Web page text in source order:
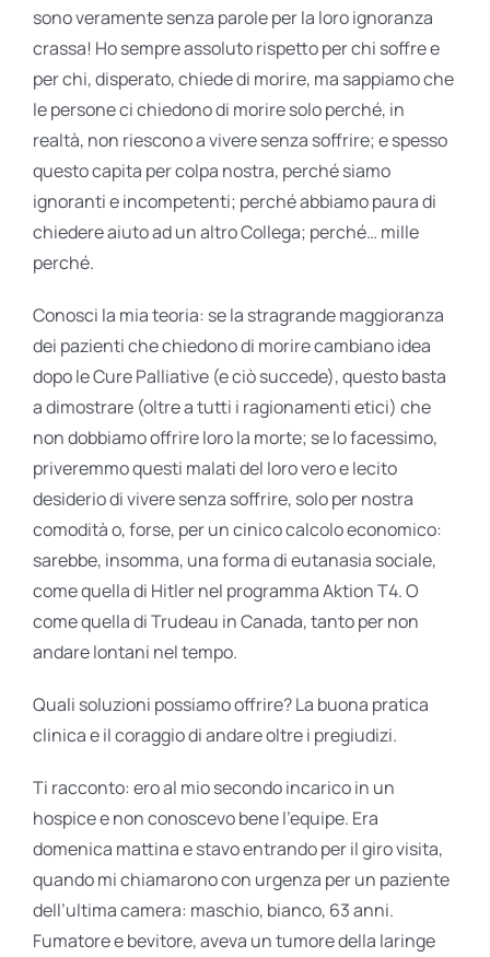
sono veramente senza parole per la loro ignoranza
crassa! Ho sempre assoluto rispetto per chi soffre e
per chi, disperato, chiede di morire, ma sappiamo che
le persone ci chiedono di morire solo perché, in
realtà, non riescono a vivere senza soffrire; e spesso
questo capita per colpa nostra, perché siamo
ignoranti e incompetenti; perché abbiamo paura di
chiedere aiuto ad un altro Collega; perché… mille
perché.
Conosci la mia teoria: se la stragrande maggioranza
dei pazienti che chiedono di morire cambiano idea
dopo le Cure Palliative (e ciò succede), questo basta
a dimostrare (oltre a tutti i ragionamenti etici) che
non dobbiamo offrire loro la morte; se lo facessimo,
priveremmo questi malati del loro vero e lecito
desiderio di vivere senza soffrire, solo per nostra
comodità o, forse, per un cinico calcolo economico:
sarebbe, insomma, una forma di eutanasia sociale,
come quella di Hitler nel programma Aktion T4. O
come quella di Trudeau in Canada, tanto per non
andare lontani nel tempo.
Quali soluzioni possiamo offrire? La buona pratica
clinica e il coraggio di andare oltre i pregiudizi.
Ti racconto: ero al mio secondo incarico in un
hospice e non conoscevo bene l’equipe. Era
domenica mattina e stavo entrando per il giro visita,
quando mi chiamarono con urgenza per un paziente
dell’ultima camera: maschio, bianco, 63 anni.
Fumatore e bevitore, aveva un tumore della laringe